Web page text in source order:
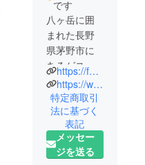
です
八ヶ岳に囲
まれた長野
県茅野市に
あるゲスト
ハウスの
Fumoku
古民家
Fumokuは、
2019年9月に
オープンし
https://fumoku.space/
https://www.instagram.com/fumoku.space/
特定商取引
法に基づく
表記
メッセー
ジを送る